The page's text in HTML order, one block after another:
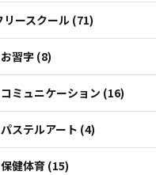
リースクール (71)
お習字 (8)
コミュニケーション (16)
パステルアート (4)
保健体育 (15)